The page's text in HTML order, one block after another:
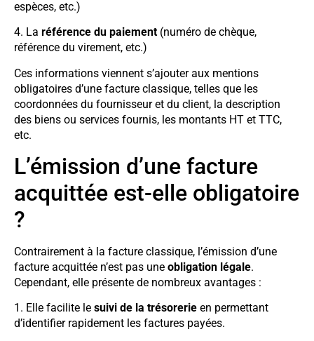
espèces, etc.)
4. La référence du paiement (numéro de chèque,
référence du virement, etc.)
Ces informations viennent s’ajouter aux mentions
obligatoires d’une facture classique, telles que les
coordonnées du fournisseur et du client, la description
des biens ou services fournis, les montants HT et TTC,
etc.
L’émission d’une facture
acquittée est-elle obligatoire
?
Contrairement à la facture classique, l’émission d’une
facture acquittée n’est pas une obligation légale.
Cependant, elle présente de nombreux avantages :
1. Elle facilite le suivi de la trésorerie en permettant
d’identifier rapidement les factures payées.